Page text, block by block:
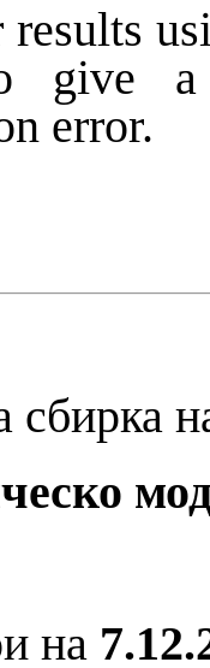
give
error.
сбирка
на